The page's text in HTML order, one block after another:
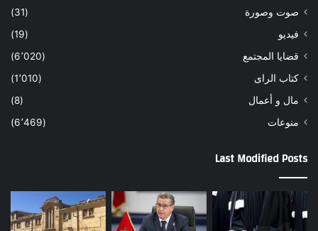
صوت وصورة
(31)
فيديو
(19)
قضايا المجتمع
(6٬020)
كتاب الراى
(1٬010)
مال و أعمال
(8)
منوعات
(6٬469)
Last Modified Posts